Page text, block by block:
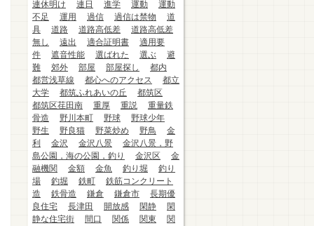
連休明け
連日 進学 運動
運動
不足
運用 過信 過信は禁物
道
具
道路 道路高低差
道路高低差
無し
遠出 適合証明書
適用要
件
遮音性能 選ばれた 選ぶ
避
難
郊外 部屋 部屋探し
都内
都営浅草線
都心へのアクセス
都立
大学
都筑ふれあいの丘
都筑区
都筑区荏田南
重厚 重説
重量鉄
骨造
野川本町 野球
野球少年
野生
野良猫 野菜炒め 野鳥
金
利
金沢 金沢八景
金沢八景，野
島公園，海の公園，釣り
金沢区
金
融機関
金額 金魚 釣り堀
釣り
場
釣堀 鉄町
鉄筋コンクリート
造
鉄骨造 鎌倉 鎌倉市
長期優
良住宅
長津田 開放感 閑静
閑
静な住宅街
間口 関係 関東
関